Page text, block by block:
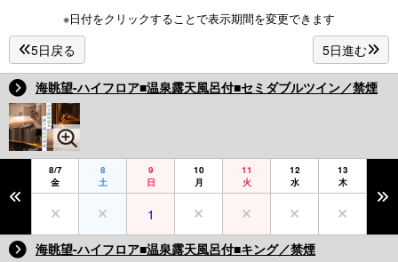
※日付をクリックすることで表示期間を変更できます
5日戻る 5日進む
海眺望-ハイフロア■温泉露天風呂付■セミダブルツイン／禁煙
8/7
金
8
土
9
日
10
月
11
火
12
水
13
木
1
海眺望-ハイフロア■温泉露天風呂付■キング／禁煙